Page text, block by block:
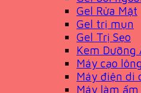
Gel Rửa Mặt
Gel trị mụn
Gel Trị Sẹo
Kem Dưỡng
Máy cạo
Máy điện di
Máy làm